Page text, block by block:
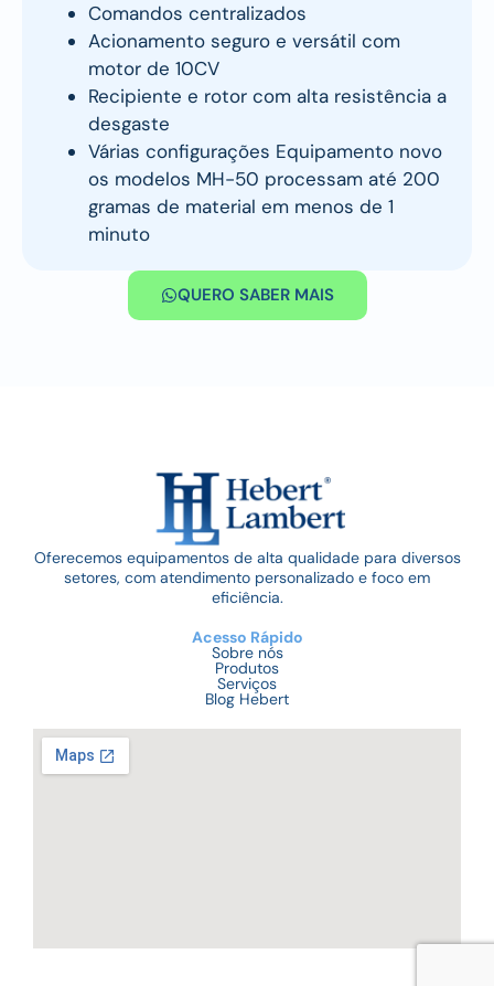
Comandos centralizados
Acionamento seguro e versátil com
motor de 10CV
Recipiente e rotor com alta resistência a
desgaste
Várias configurações Equipamento novo
os modelos MH-50 processam até 200
gramas de material em menos de 1
minuto
QUERO SABER MAIS
Oferecemos equipamentos de alta qualidade para diversos
setores, com atendimento personalizado e foco em
eficiência.
Acesso Rápido
Sobre nós
Produtos
Serviços
Blog Hebert